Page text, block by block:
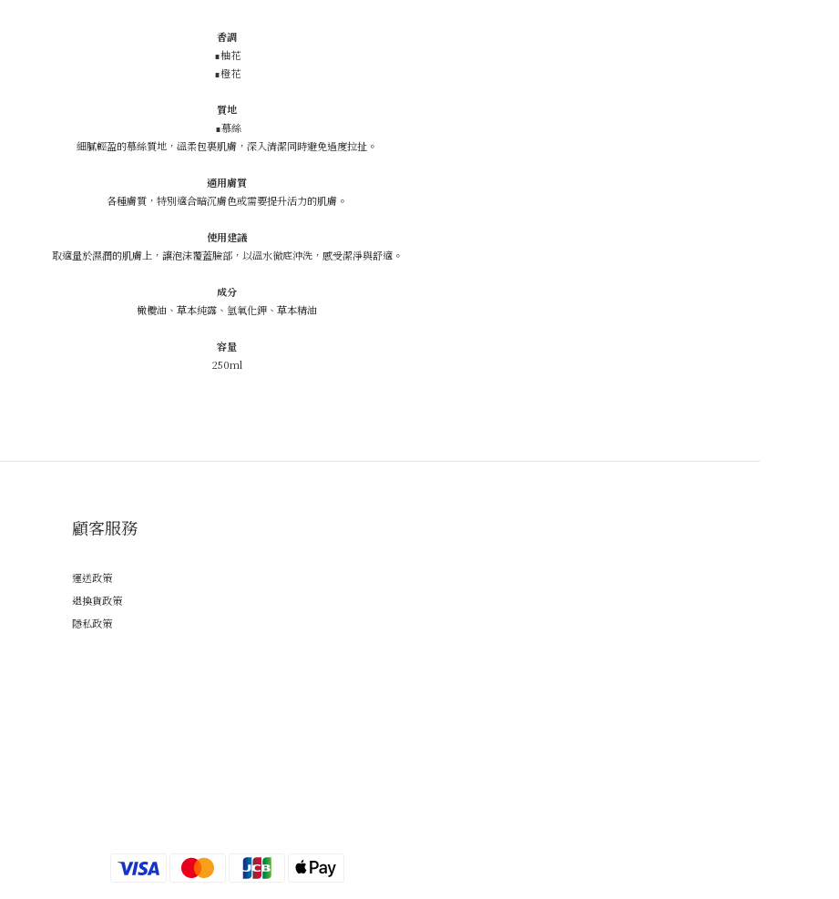
香調
∎柚花
∎橙花
質地
∎慕絲
細膩輕盈的慕絲質地，溫柔包裹肌膚，深入清潔同時避免過度拉扯。
適用膚質
各種膚質，特別適合暗沉膚色或需要提升活力的肌膚。
使用建議
取適量於濕潤的肌膚上，讓泡沫覆蓋臉部，以溫水徹底沖洗，感受潔淨與舒適。
成分
橄欖油、草本純露、氫氧化鉀、草本精油
容量
250ml
顧客服務
運送政策
退換貨政策
隱私政策